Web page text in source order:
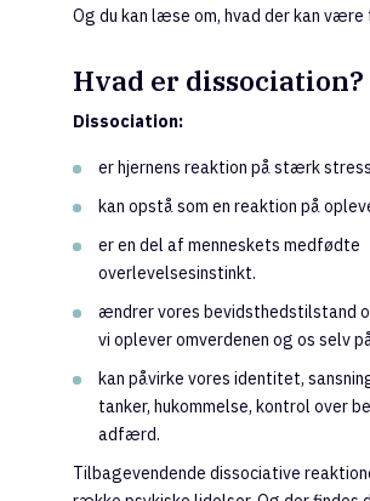
Og du kan læse om, hvad der kan
Hvad er dissociation?
Dissociation:
er hjernens reaktion på stærk
kan opstå som en reaktion på
er en del af menneskets medfødte
overlevelsesinstinkt.
ændrer vores bevidsthedstilstand
vi oplever omverdenen og os selv
kan påvirke vores identitet,
tanker, hukommelse, kontrol over
adfærd.
Tilbagevendende dissociative